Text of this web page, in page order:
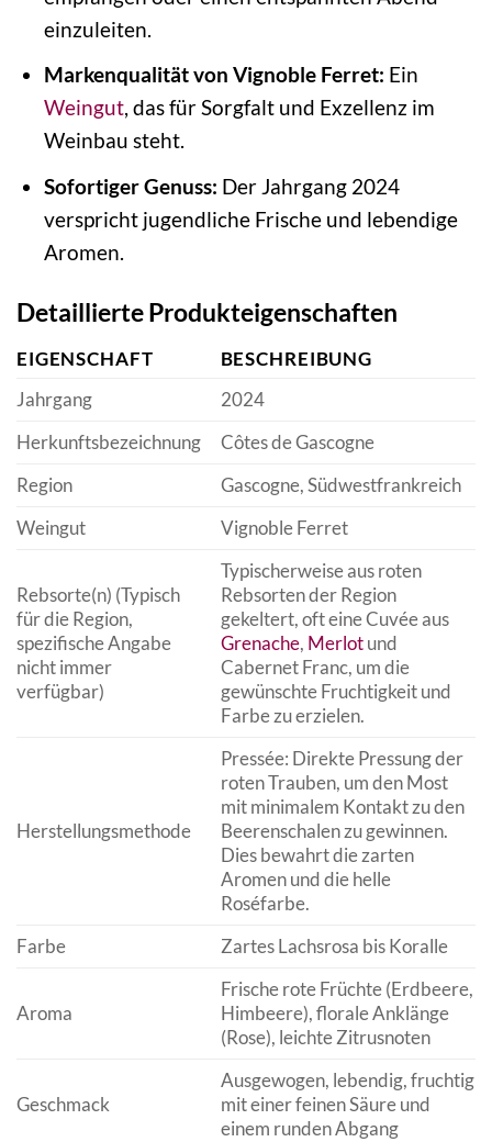
einzuleiten.
Markenqualität von Vignoble Ferret: Ein
Weingut, das für Sorgfalt und Exzellenz im
Weinbau steht.
Sofortiger Genuss: Der Jahrgang 2024
verspricht jugendliche Frische und lebendige
Aromen.
Detaillierte Produkteigenschaften
EIGENSCHAFT
BESCHREIBUNG
Jahrgang
2024
Herkunftsbezeichnung
Côtes de Gascogne
Region
Gascogne, Südwestfrankreich
Weingut
Vignoble Ferret
Rebsorte(n) (Typisch
für die Region,
spezifische Angabe
nicht immer
verfügbar)
Typischerweise aus roten
Rebsorten der Region
gekeltert, oft eine Cuvée aus
Grenache, Merlotund
Cabernet Franc, um die
gewünschte Fruchtigkeit und
Farbe zu erzielen.
Herstellungsmethode
Pressée: Direkte Pressung der
roten Trauben, um den Most
mit minimalem Kontakt zu den
Beerenschalen zu gewinnen.
Dies bewahrt die zarten
Aromen und die helle
Roséfarbe.
Farbe
Zartes Lachsrosa bis Koralle
Aroma
Frische rote Früchte (Erdbeere,
Himbeere), florale Anklänge
(Rose), leichte Zitrusnoten
Geschmack
Ausgewogen, lebendig, fruchtig
mit einer feinen Säure und
einem runden Abgang